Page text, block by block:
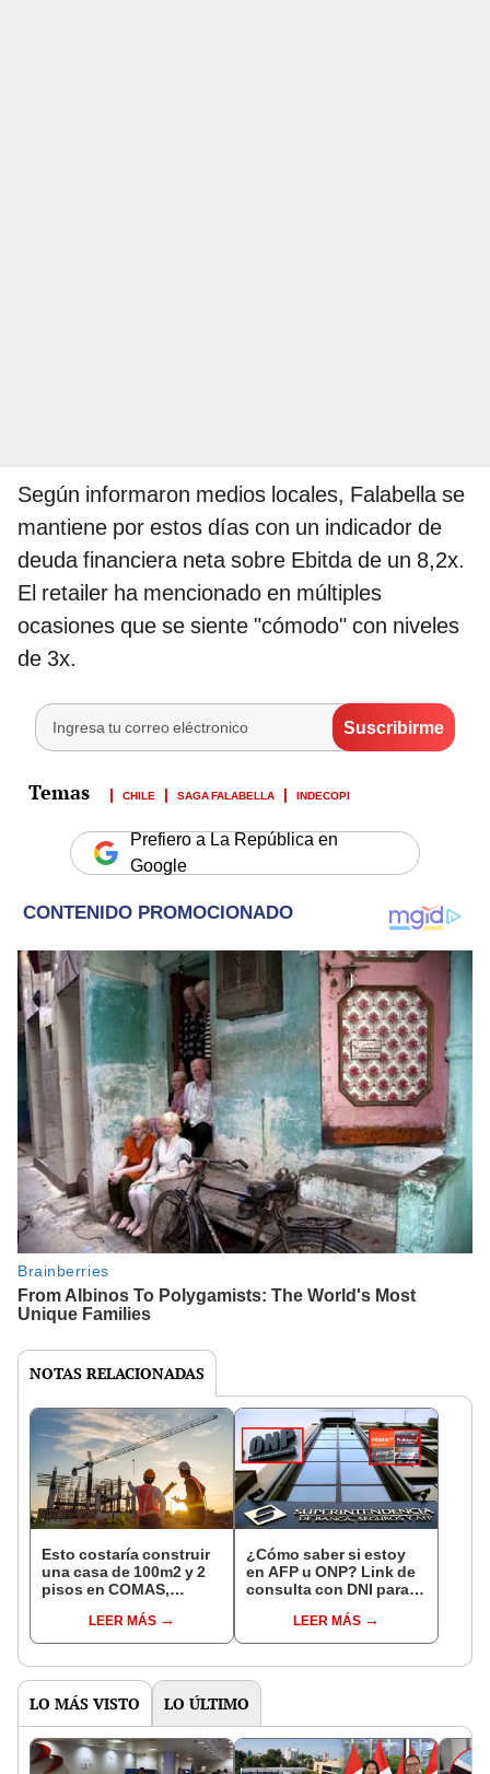
Según informaron medios locales, Falabella se
mantiene por estos días con un indicador de
deuda financiera neta sobre Ebitda de un 8,2x.
El retailer ha mencionado en múltiples
ocasiones que se siente "cómodo" con niveles
de 3x.
CHILE SAGA FALABELLA INDECOPI
Prefiero a La República en
Google
NOTAS RELACIONADAS
Esto costaría construir
una casa de 100m2 y 2
pisos en COMAS,
distritos de LIMA
NORTE
LEER MÁS
¿Cómo saber si estoy
en AFP u ONP? Link de
consulta con DNI para
pensiones estás
LEER MÁS
LO MÁS VISTO LO ÚLTIMO